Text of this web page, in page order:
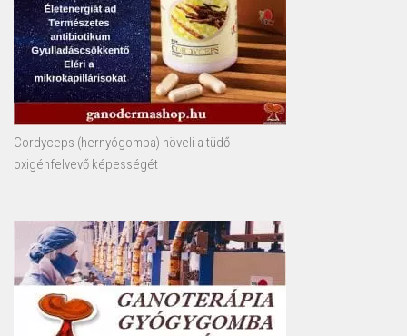
Cordyceps (hernyógomba) növeli a tüdő
oxigénfelvevő képességét